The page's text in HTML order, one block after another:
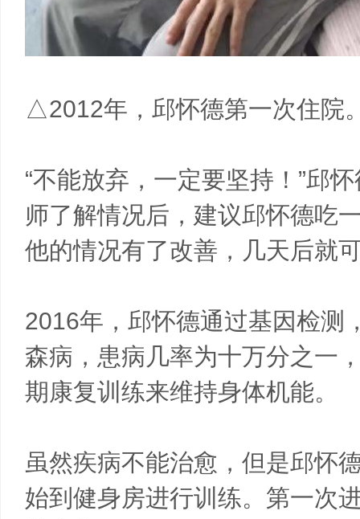
△2012年，邱怀德第一次住院
“不能放弃，一定要坚持！”邱
师了解情况后，建议邱怀德吃
他的情况有了改善，几天后就
2016年，邱怀德通过基因检测
森病，患病几率为十万分之一
期康复训练来维持身体机能。
虽然疾病不能治愈，但是邱怀
始到健身房进行训练。第一次